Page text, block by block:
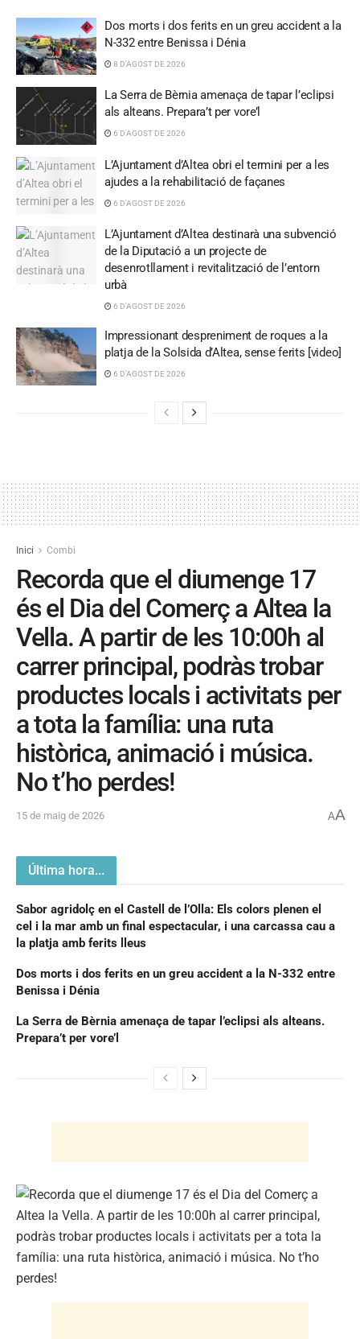
Dos morts i dos ferits en un greu accident a la
N-332 entre Benissa i Dénia
8 D'AGOST DE 2026
La Serra de Bèrnia amenaça de tapar l’eclipsi
als alteans. Prepara’t per vore’l
6 D'AGOST DE 2026
L’Ajuntament d’Altea obri el termini per a les
ajudes a la rehabilitació de façanes
6 D'AGOST DE 2026
L’Ajuntament d’Altea destinarà una subvenció
de la Diputació a un projecte de
desenrotllament i revitalització de l’entorn
urbà
6 D'AGOST DE 2026
Impressionant despreniment de roques a la
platja de la Solsida d’Altea, sense ferits [video]
6 D'AGOST DE 2026
Inici Combi
Recorda que el diumenge 17
és el Dia del Comerç a Altea la
Vella. A partir de les 10:00h al
carrer principal, podràs trobar
productes locals i activitats per
a tota la família: una ruta
històrica, animació i música.
No t’ho perdes!
15 de maig de 2026 AA
Última hora...
Sabor agridolç en el Castell de l’Olla: Els colors plenen el
cel i la mar amb un final espectacular, i una carcassa cau a
la platja amb ferits lleus
Dos morts i dos ferits en un greu accident a la N-332 entre
Benissa i Dénia
La Serra de Bèrnia amenaça de tapar l’eclipsi als alteans.
Prepara’t per vore’l